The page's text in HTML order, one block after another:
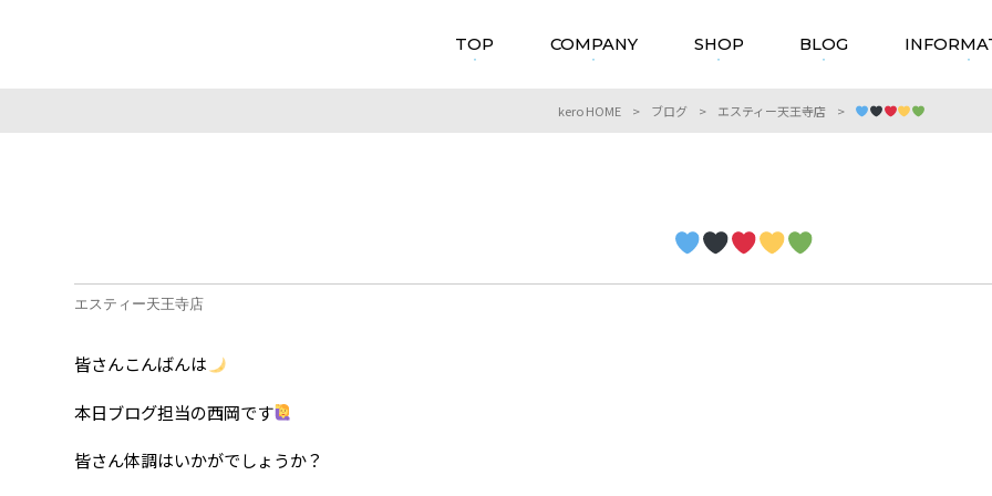
TOP COMPANY SHOP BLOG
kero HOME > ブログ > エスティー天王寺店 >
エスティー天王寺店
皆さんこんばんは
本日ブログ担当の西岡です
皆さん体調はいかがでしょうか？